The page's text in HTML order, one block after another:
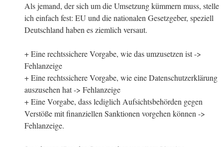
Als jemand, der sich um die Umsetzung kümmern muss, stelle
ich einfach fest: EU und die nationalen Gesetzgeber, speziell
Deutschland haben es ziemlich versaut.
+ Eine rechtssichere Vorgabe, wie das umzusetzen ist ->
Fehlanzeige
+ Eine rechtssichere Vorgabe, wie eine Datenschutzerklärung
auszusehen hat -> Fehlanzeige
+ Eine Vorgabe, dass lediglich Aufsichtsbehörden gegen
Verstöße mit finanziellen Sanktionen vorgehen können ->
Fehlanzeige.